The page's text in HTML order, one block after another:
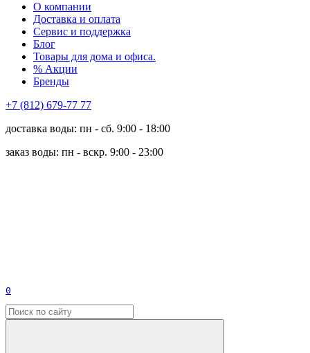
О компании
Доставка и оплата
Сервис и поддержка
Блог
Товары для дома и офиса.
% Акции
Бренды
+7 (812) 679-77 77
доставка воды: пн - сб. 9:00 - 18:00
заказ воды: пн - вскр. 9:00 - 23:00
0